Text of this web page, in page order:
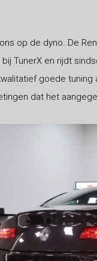
op de dyno. De
TunerX en rijdt
goede
dat het